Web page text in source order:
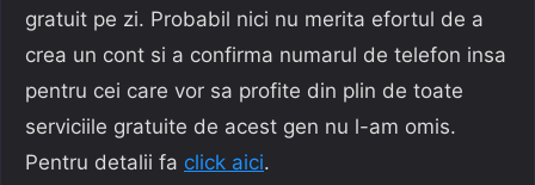
gratuit pe zi. Probabil nici nu merita efortul de a
crea un cont si a confirma numarul de telefon insa
pentru cei care vor sa profite din plin de toate
serviciile gratuite de acest gen nu l-am omis.
Pentru detalii fa click aici.